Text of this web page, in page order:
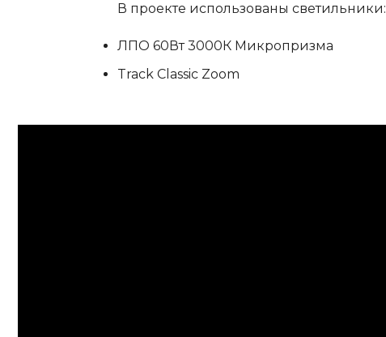
В проекте использованы светильники:
ЛПО 60Вт 3000К Микропризма
Track Classic Zoom